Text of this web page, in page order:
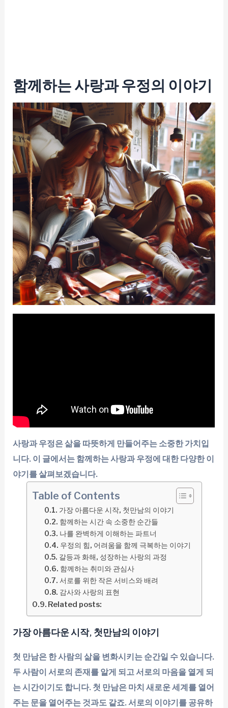
함께하는 사랑과 우정의 이야기
사랑과 우정은 삶을 따뜻하게 만들어주는 소중한 가치입
니다. 이 글에서는 함께하는 사랑과 우정에 대한 다양한 이
야기를 살펴보겠습니다.
Table of Contents
가장 아름다운 시작, 첫만남의 이야기
함께하는 시간 속 소중한 순간들
나를 완벽하게 이해하는 파트너
우정의 힘, 어려움을 함께 극복하는 이야기
갈등과 화해, 성장하는 사랑의 과정
함께하는 취미와 관심사
서로를 위한 작은 서비스와 배려
감사와 사랑의 표현
Related posts:
가장 아름다운 시작, 첫만남의 이야기
첫 만남은 한 사람의 삶을 변화시키는 순간일 수 있습니다.
두 사람이 서로의 존재를 알게 되고 서로의 마음을 열게 되
는 시간이기도 합니다. 첫 만남은 마치 새로운 세계를 열어
주는 문을 열어주는 것과도 같죠. 서로의 이야기를 공유하